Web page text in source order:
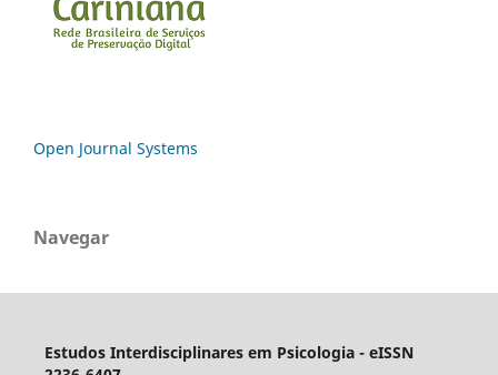
Open Journal Systems
Navegar
Estudos Interdisciplinares em Psicologia - eISSN